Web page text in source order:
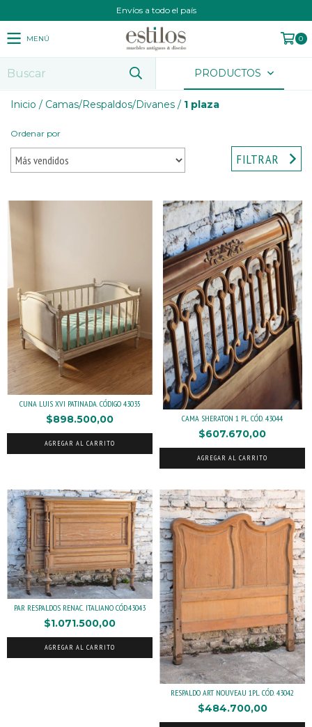
Envíos a todo el país
MENÚ 0
PRODUCTOS
Inicio / Camas/Respaldos/Divanes / 1 plaza
Ordenar por
FILTRAR
CUNA LUIS XVI PATINADA. CÓDIGO 43035
$898.500,00
AGREGAR AL CARRITO
CAMA SHERATON 1 PL. CÓD. 43044
$607.670,00
AGREGAR AL CARRITO
PAR RESPALDOS RENAC. ITALIANO CÓD.43043
$1.071.500,00
AGREGAR AL CARRITO
RESPALDO ART NOUVEAU 1PL. CÓD. 43042
$484.700,00